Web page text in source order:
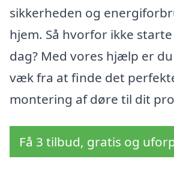
sikkerheden og
hjem. Så hvorfor ikke
dag? Med vores hjælp er
væk fra at finde det
montering af døre til dit
Få 3 tilbud, gratis og